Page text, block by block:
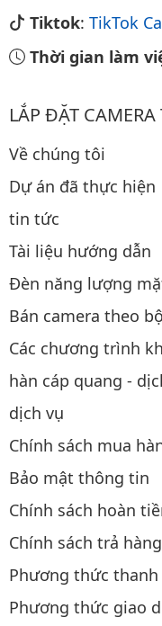
Tiktok: TikTok
Thời gian làm
LẮP ĐẶT
Về chúng tôi
Dự án đã thực hiện
tin tức
Tài liệu hướng dẫn
Đèn năng lượng
Bán camera theo bộ
Các chương trình
hàn cáp quang -
dịch vụ
Chính sách mua
Bảo mật thông tin
Chính sách hoàn
Chính sách trả hàng
Phương thức
Phương thức giao